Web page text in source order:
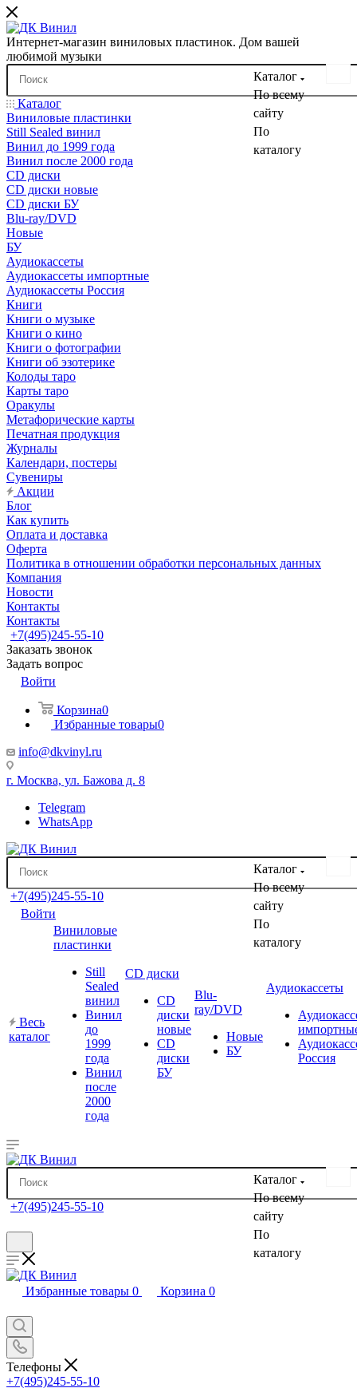
Интернет-магазин виниловых пластинок. Дом вашей
любимой музыки
Каталог
По всему
сайту
По
каталогу
Каталог
Виниловые пластинки
Still Sealed винил
Винил до 1999 года
Винил после 2000 года
CD диски
CD диски новые
CD диски БУ
Blu-ray/DVD
Новые
БУ
Аудиокассеты
Аудиокассеты импортные
Аудиокассеты Россия
Книги
Книги о музыке
Книги о кино
Книги о фотографии
Книги об эзотерике
Колоды таро
Карты таро
Оракулы
Метафорические карты
Печатная продукция
Журналы
Календари, постеры
Сувениры
Акции
Блог
Как купить
Оплата и доставка
Оферта
Политика в отношении обработки персональных данных
Компания
Новости
Контакты
Контакты
+7(495)245-55-10
Заказать звонок
Задать вопрос
Войти
Корзина0
Избранные товары0
info@dkvinyl.ru
г. Москва, ул. Бажова д. 8
Telegram
WhatsApp
Каталог
По всему
сайту
По
каталогу
+7(495)245-55-10
Войти
Весь
каталог
Виниловые
пластинки
Still
Sealed
винил
Винил
до
1999
года
Винил
после
2000
года
CD диски
CD
диски
новые
CD
диски
БУ
Blu-
ray/DVD
Новые
БУ
Аудиокассеты
Россия
Каталог
По всему
сайту
По
каталогу
+7(495)245-55-10
Избранные товары 0 Корзина 0
Телефоны
+7(495)245-55-10